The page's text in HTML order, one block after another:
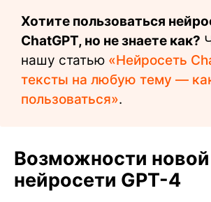
Хотите пользоваться
ChatGPT, но не знаете как?
нашу статью «Нейросеть
тексты на любую тему —
пользоваться».
Возможности новой
нейросети GPT-4